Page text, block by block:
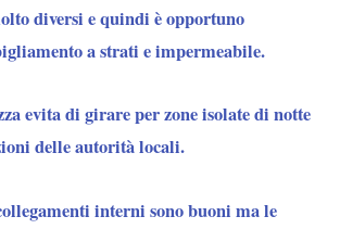
diversi e quindi è opportuno
a strati e impermeabile.
evita di girare per zone isolate di notte
delle autorità locali.
interni sono buoni ma le